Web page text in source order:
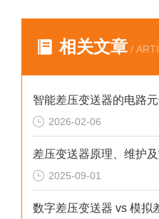
相关文章 /
2026-02-06
差压变送器原理、维护
2025-09-01